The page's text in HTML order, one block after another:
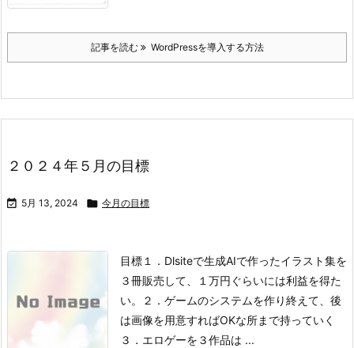
記事を読む WordPressを導入する方法
２０２４年５月の目標
 5月 13, 2024  今月の目標
目標１．Dlsiteで生成AIで作ったイラスト集を
３冊販売して、１万円ぐらいには利益を得た
い。
２．ゲームのシステムを作り終えて、後
は画像を用意すればOKな所まで持っていく
３．エロゲーを３作品は ...